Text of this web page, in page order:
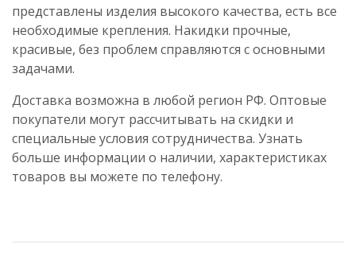
представлены изделия высокого качества, есть все
необходимые крепления. Накидки прочные,
красивые, без проблем справляются с основными
задачами.
Доставка возможна в любой регион РФ. Оптовые
покупатели могут рассчитывать на скидки и
специальные условия сотрудничества. Узнать
больше информации о наличии, характеристиках
товаров вы можете по телефону.